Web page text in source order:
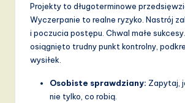
Projekty to długoterminowe
Wyczerpanie to realne ryzyko. Nastrój
i poczucia postępu. Chwal małe
osiągnięto trudny punkt kontrolny,
wysiłek.
Osobiste sprawdziany: Zapytaj,
nie tylko, co robią.